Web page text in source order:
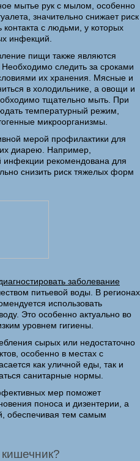
мытье рук с мылом, особенно
значительно снижает риск
с людьми, у которых
инфекций.
пищи также являются
следить за сроками
их хранения. Мясные и
в холодильнике, а овощи и
тщательно мыть. При
температурный режим,
микроорганизмы.
мерой профилактики для
диарею. Например,
инфекции рекомендована для
снизить риск тяжелых форм
заболевание
питьевой воды. В регионах
использовать
Это особенно актуально во
уровнем гигиены.
сырых или недостаточно
особенно в местах с
как уличной еды, так и
санитарные нормы.
мер поможет
поноса и дизентерии, а
обеспечивая тем самым